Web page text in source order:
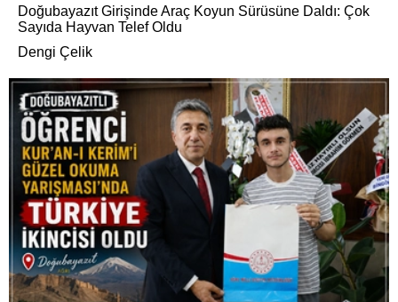
Doğubayazıt Girişinde Araç Koyun Sürüsüne Daldı: Çok
Sayıda Hayvan Telef Oldu
Dengi Çelik